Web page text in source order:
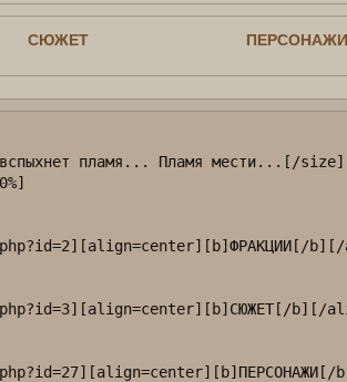
СЮЖЕТ ПЕРСОНАЖИ
пламя... Пламя
b][/